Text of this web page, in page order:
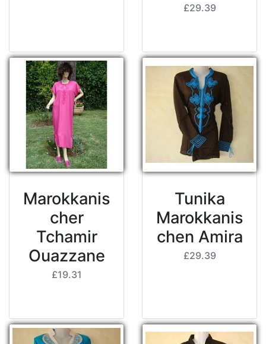
£29.39
Marokkanis
cher
Tchamir
Ouazzane
£19.31
Tunika
Marokkanis
chen Amira
£29.39